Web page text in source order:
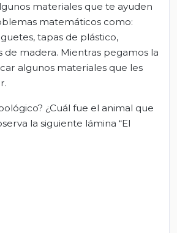
materiales que te ayuden
matemáticos como:
tapas de plástico,
de madera. Mientras pegamos la
algunos materiales que les
¿Cuál fue el animal que
la siguiente lámina “El